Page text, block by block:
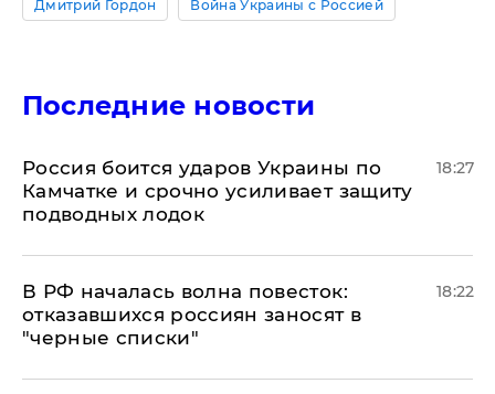
Дмитрий Гордон Война Украины с Россией
Последние новости
Россия боится ударов Украины по
Камчатке и срочно усиливает защиту
подводных лодок
18:27
​В РФ началась волна повесток:
отказавшихся россиян заносят в
"черные списки"
18:22